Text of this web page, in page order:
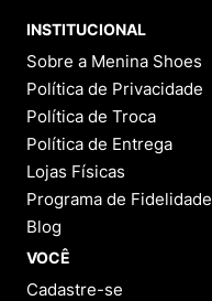
INSTITUCIONAL
Sobre a Menina Shoes
Política de Privacidade
Política de Troca
Política de Entrega
Lojas Físicas
Programa de Fidelidade
Blog
VOCÊ
Cadastre-se